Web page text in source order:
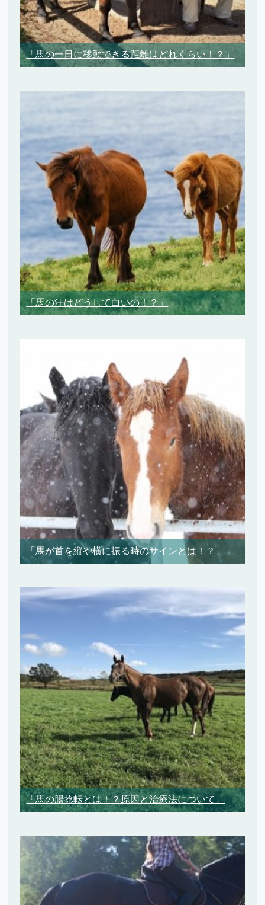
「馬の一日に移動できる距離はどれくらい！？」
「馬の汗はどうして白いの！？」
「馬が首を縦や横に振る時のサインとは！？」
「馬の腸捻転とは！？原因と治療法について」